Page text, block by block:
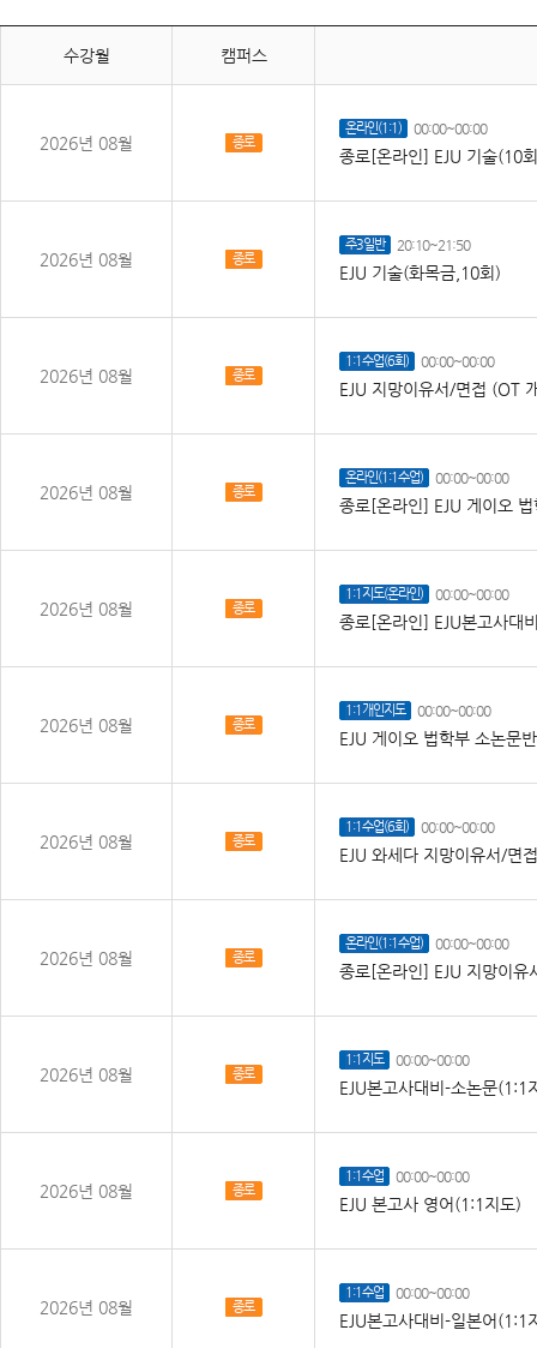
수강월 캠퍼스
2026년 08월 종로
온라인(1:1) 00:00~00:00
종로[온라인] EJU 기술(10
2026년 08월 종로
주3일반 20:10~21:50
EJU 기술(화목금,10회)
2026년 08월 종로
1:1수업(6회) 00:00~00:00
EJU 지망이유서/면접 (OT
2026년 08월 종로
온라인(1:1수업) 00:00~00:00
종로[온라인] EJU 게이오
2026년 08월 종로
1:1지도(온라인) 00:00~00:00
종로[온라인] EJU본고사대
2026년 08월 종로
1:1개인지도 00:00~00:00
EJU 게이오 법학부 소논문
2026년 08월 종로
1:1수업(6회) 00:00~00:00
EJU 와세다 지망이유서/면
2026년 08월 종로
온라인(1:1수업) 00:00~00:00
종로[온라인] EJU 지망이
2026년 08월 종로
1:1지도 00:00~00:00
EJU본고사대비-소논문(1:1
2026년 08월 종로
1:1수업 00:00~00:00
EJU 본고사 영어(1:1지도)
2026년 08월 종로
1:1수업 00:00~00:00
EJU본고사대비-일본어(1:1